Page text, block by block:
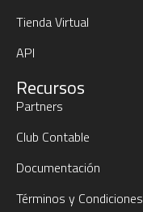
Tienda Virtual
API
Recursos
Partners
Club Contable
Documentación
Términos y Condiciones